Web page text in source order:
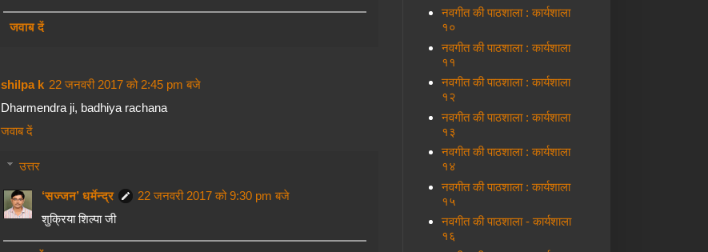
जवाब दें
shilpa k 22 जनवरी 2017 को 2:45 pm बजे
Dharmendra ji, badhiya rachana
जवाब दें
उत्तर
‘सज्जन’ धर्मेन्द्र
22 जनवरी 2017 को 9:30 pm बजे
शुक्रिया शिल्पा जी
नवगीत की पाठशाला : कार्यशाला
१०
नवगीत की पाठशाला : कार्यशाला
११
नवगीत की पाठशाला : कार्यशाला
१२
नवगीत की पाठशाला : कार्यशाला
१३
नवगीत की पाठशाला : कार्यशाला
१४
नवगीत की पाठशाला : कार्यशाला
१५
नवगीत की पाठशाला - कार्यशाला
१६